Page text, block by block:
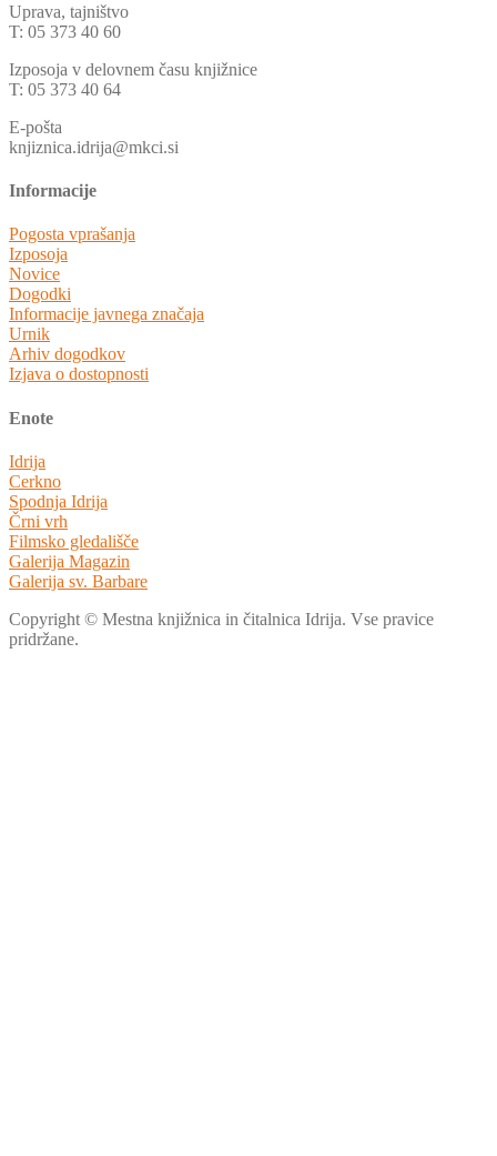
Uprava, tajništvo
T: 05 373 40 60
Izposoja v delovnem času knjižnice
T: 05 373 40 64
E-pošta
knjiznica.idrija@mkci.si
Informacije
Pogosta vprašanja
Izposoja
Novice
Dogodki
Informacije javnega značaja
Urnik
Arhiv dogodkov
Izjava o dostopnosti
Enote
Idrija
Cerkno
Spodnja Idrija
Črni vrh
Filmsko gledališče
Galerija Magazin
Galerija sv. Barbare
Copyright © Mestna knjižnica in čitalnica Idrija. Vse pravice
pridržane.